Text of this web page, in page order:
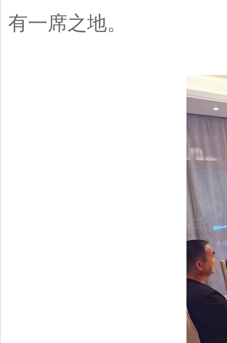
有一席之地。